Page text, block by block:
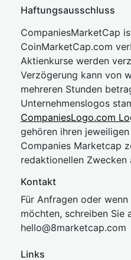
Haftungsausschluss
CompaniesMarketCap
CoinMarketCap.com
Aktienkurse werden
Verzögerung kann von
mehreren Stunden
Unternehmenslogos
CompaniesLogo.com
gehören ihren
Companies Marketcap
redaktionellen Zwecken
Kontakt
Für Anfragen oder
möchten, schreiben Sie
hello@8marketcap.com
Links